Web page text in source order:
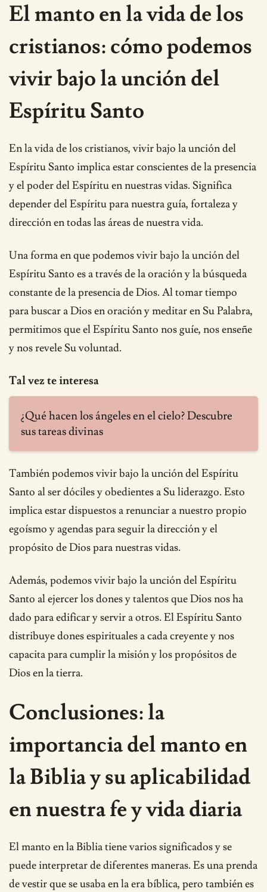
El manto en la vida de los
cristianos: cómo podemos
vivir bajo la unción del
Espíritu Santo
En la vida de los cristianos, vivir bajo la unción del
Espíritu Santo implica estar conscientes de la presencia
y el poder del Espíritu en nuestras vidas. Significa
depender del Espíritu para nuestra guía, fortaleza y
dirección en todas las áreas de nuestra vida.
Una forma en que podemos vivir bajo la unción del
Espíritu Santo es a través de la oración y la búsqueda
constante de la presencia de Dios. Al tomar tiempo
para buscar a Dios en oración y meditar en Su Palabra,
permitimos que el Espíritu Santo nos guíe, nos enseñe
y nos revele Su voluntad.
Tal vez te interesa
¿Qué hacen los ángeles en el cielo? Descubre
sus tareas divinas
También podemos vivir bajo la unción del Espíritu
Santo al ser dóciles y obedientes a Su liderazgo. Esto
implica estar dispuestos a renunciar a nuestro propio
egoísmo y agendas para seguir la dirección y el
propósito de Dios para nuestras vidas.
Además, podemos vivir bajo la unción del Espíritu
Santo al ejercer los dones y talentos que Dios nos ha
dado para edificar y servir a otros. El Espíritu Santo
distribuye dones espirituales a cada creyente y nos
capacita para cumplir la misión y los propósitos de
Dios en la tierra.
Conclusiones: la
importancia del manto en
la Biblia y su aplicabilidad
en nuestra fe y vida diaria
El manto en la Biblia tiene varios significados y se
puede interpretar de diferentes maneras. Es una prenda
de vestir que se usaba en la era bíblica, pero también es